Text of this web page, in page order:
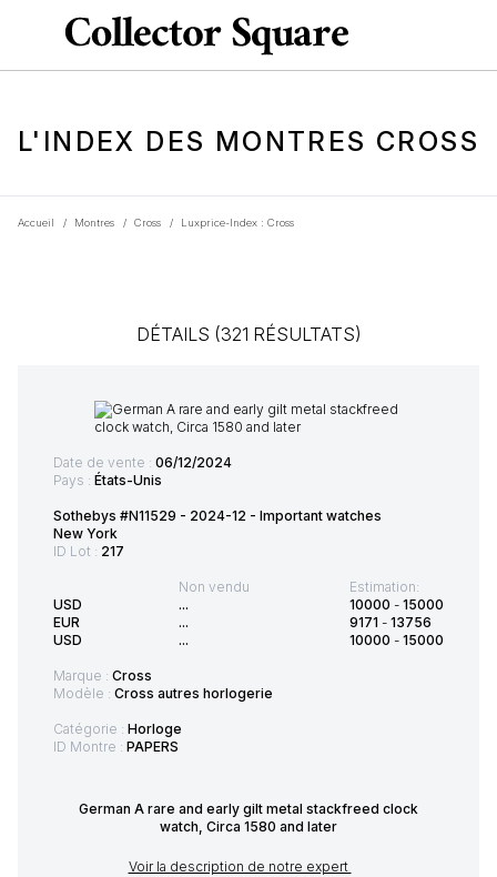
L'INDEX DES MONTRES CROSS
Accueil / Montres / Cross / Luxprice-Index : Cross
DÉTAILS (321 RÉSULTATS)
Date de vente : 06/12/2024
Pays : États-Unis
Sothebys #N11529 - 2024-12 - Important watches
New York
ID Lot : 217
USD
EUR
USD
Non vendu
...
...
...
Estimation:
10000 - 15000
9171 - 13756
10000 - 15000
Marque : Cross
Modèle : Cross autres horlogerie
Catégorie : Horloge
ID Montre : PAPERS
German A rare and early gilt metal stackfreed clock
watch, Circa 1580 and later
Voir la description de notre expert